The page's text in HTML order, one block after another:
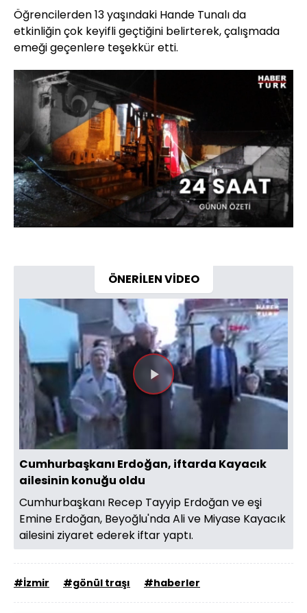
Öğrencilerden 13 yaşındaki Hande Tunalı da
etkinliğin çok keyifli geçtiğini belirterek, çalışmada
emeği geçenlere teşekkür etti.
Aç
Yüklendi :
40.97%
Oynatma
Hızı
ÖNERİLEN VİDEO
Videoyu
Oynat
Cumhurbaşkanı Erdoğan, iftarda Kayacık
ailesinin konuğu oldu
Cumhurbaşkanı Recep Tayyip Erdoğan ve eşi
Emine Erdoğan, Beyoğlu'nda Ali ve Miyase Kayacık
ailesini ziyaret ederek iftar yaptı.
#İzmir #gönül traşı #haberler